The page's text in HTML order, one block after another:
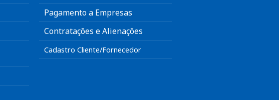
Pagamento a Empresas
Contratações e Alienações
Cadastro Cliente/Fornecedor